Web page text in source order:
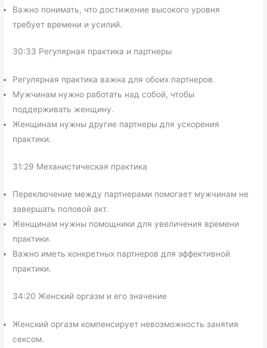
Важно понимать, что достижение высокого уровня
требует времени и усилий.
30:33 Регулярная практика и партнеры
Регулярная практика важна для обоих партнеров.
Мужчинам нужно работать над собой, чтобы
поддерживать женщину.
Женщинам нужны другие партнеры для ускорения
практики.
31:29 Механистическая практика
Переключение между партнерами помогает мужчинам не
завершать половой акт.
Женщинам нужны помощники для увеличения времени
практики.
Важно иметь конкретных партнеров для эффективной
практики.
34:20 Женский оргазм и его значение
Женский оргазм компенсирует невозможность занятия
сексом.